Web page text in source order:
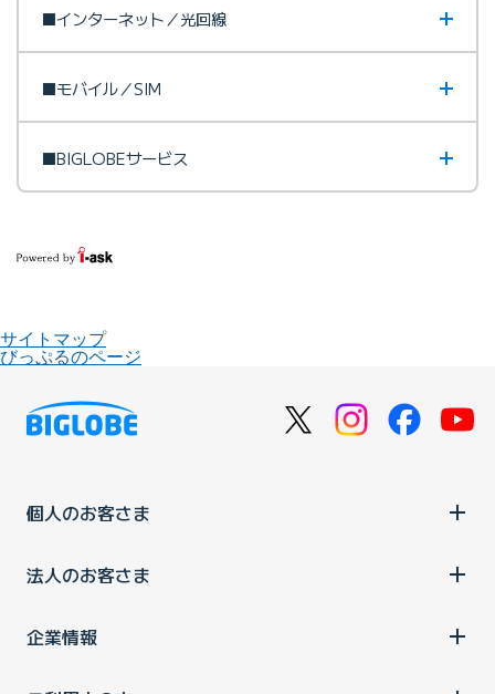
■インターネット／光回線
■モバイル／SIM
■BIGLOBEサービス
サイトマップ
びっぷるのページ
個人のお客さま
法人のお客さま
企業情報